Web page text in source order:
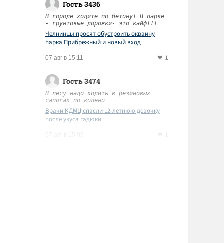
Гость 3436
В городе ходите по бетону! В парке
- грунтовые дорожки- это кайф!!!
Челнинцы просят обустроить окраину
парка Прибрежный и новый вход
07 авг в 15:11 1
Гость 3474
В лесу надо ходить в резиновых
сапогах по колено
Врачи КДМЦ спасли 12-летнюю девочку
после укуса гадюки